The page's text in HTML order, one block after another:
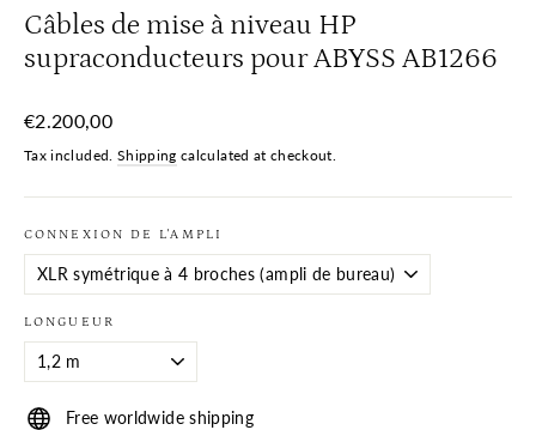
Câbles de mise à niveau HP
supraconducteurs pour ABYSS AB1266
Regular
€2.200,00
Tax included. Shipping calculated at checkout.
CONNEXION DE L'AMPLI
LONGUEUR
Free worldwide shipping